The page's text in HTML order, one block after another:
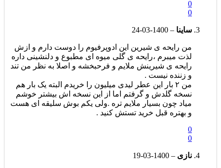
0
0
ساینا –
1400-03-24
من رایحه ی شیرین این ادوپرفیوم را دوست دارم و ازش
لذت میبرم ،رایحه ی گلی میوه ای مطبوع و دلنشینی داره
رایحه ی شیرینش ملایم و فرحبخشه و اصلا به نظر من تند
و زننده نیست .
من ۲ بار این عطر لیدی میلیون را خریدم البته یک بار هم
نسخه گلدش و گرفتم اما از این نسخه اش بیشتر خوشم
میاد چون بسیار ملایم تره .ولی یکم بوش سلیقه ای هست
و بهتره قبل خرید تستش کنید .
0
0
نازی –
1400-03-19